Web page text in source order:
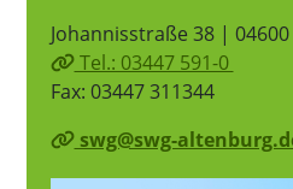
Johannisstraße 38 |
Tel.: 03447 591-0
Fax: 03447 311344
swg@swg-